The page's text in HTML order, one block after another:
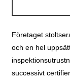
Företaget
och en hel
successivt